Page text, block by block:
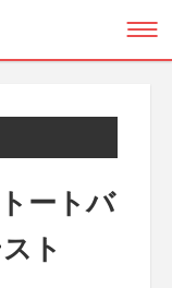
ートバ
ト